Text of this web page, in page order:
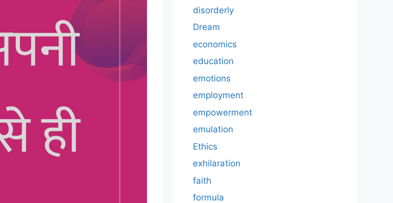
disorderly
Dream
economics
education
emotions
employment
empowerment
emulation
Ethics
exhilaration
faith
formula